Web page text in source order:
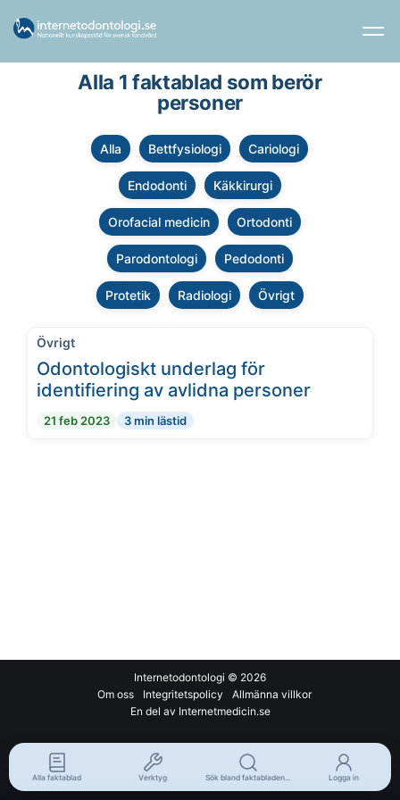
Alla 1 faktablad som berör
personer
Alla Bettfysiologi Cariologi
Endodonti Käkkirurgi
Orofacial medicin Ortodonti
Parodontologi Pedodonti
Protetik Radiologi Övrigt
Övrigt
Odontologiskt underlag för
identifiering av avlidna personer
21 feb 2023 3 min lästid
Internetodontologi © 2026
Om oss
Integritetspolicy
Allmänna villkor
En del av Internetmedicin.se
Alla faktablad Verktyg Sök bland faktabladen... Logga in